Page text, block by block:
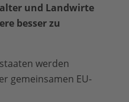
und Landwirte
besser zu
werden
gemeinsamen EU-